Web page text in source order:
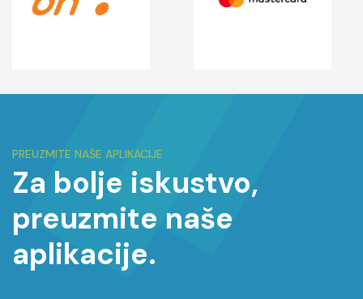
PREUZMITE NAŠE APLIKACIJE
Za bolje iskustvo,
preuzmite naše
aplikacije.